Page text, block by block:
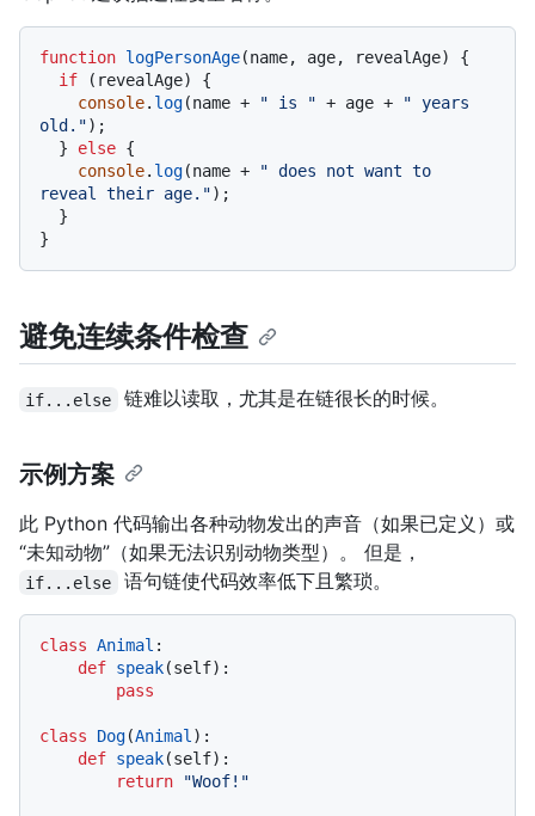
function logPersonAge(name, age, revealAge) {
if (revealAge) {
console. log(name + " is " + age +
" years
old.");
  }
else {
console. log(name +
" does not want to
reveal their age.");
避免连续条件检查
if...else 链难以读取，尤其是在链很长的时候。
示例方案
此 Python 代码输出各种动物发出的声音（如果已定义）或
“未知动物”（如果无法识别动物类型）。 但是，
if...else 语句链使代码效率低下且繁琐。
class Animal :
def speak(self):
pass
class Dog(Animal):
def speak(self):
return
"Woof!"